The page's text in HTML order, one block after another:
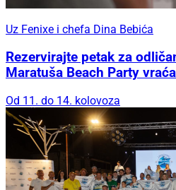
Uz Fenixe i chefa Dina Bebića
Rezervirajte petak za
Maratuša Beach Party
Od 11. do 14. kolovoza